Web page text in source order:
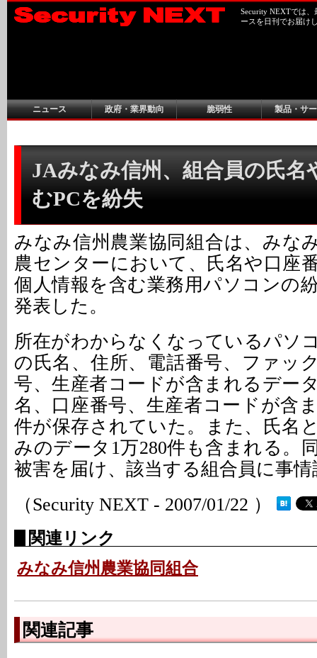
Security NEXTでは
ースを日刊でお届け
ニュース 政府・業界動向 脆弱性 製品・サ
JAみなみ信州、組合員の氏名
むPCを紛失
みなみ信州農業協同組合は、みな
農センターにおいて、氏名や口座
個人情報を含む業務用パソコンの
発表した。
所在がわからなくなっているパソ
の氏名、住所、電話番号、ファッ
号、生産者コードが含まれるデー
名、口座番号、生産者コードが含
件が保存されていた。また、氏名
みのデータ1万280件も含まれる。
被害を届け、該当する組合員に事
（Security NEXT - 2007/01/22 ）
関連リンク
みなみ信州農業協同組合
関連記事